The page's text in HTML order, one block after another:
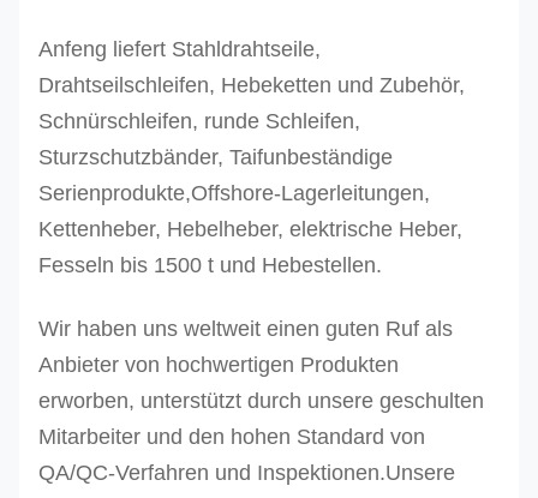
Anfeng liefert Stahldrahtseile,
Drahtseilschleifen, Hebeketten und Zubehör,
Schnürschleifen, runde Schleifen,
Sturzschutzbänder, Taifunbeständige
Serienprodukte,Offshore-Lagerleitungen,
Kettenheber, Hebelheber, elektrische Heber,
Fesseln bis 1500 t und Hebestellen.
Wir haben uns weltweit einen guten Ruf als
Anbieter von hochwertigen Produkten
erworben, unterstützt durch unsere geschulten
Mitarbeiter und den hohen Standard von
QA/QC-Verfahren und Inspektionen.Unsere